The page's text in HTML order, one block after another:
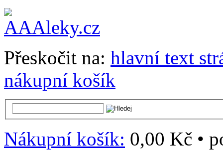
Přeskočit na: hlavní text
nákupní košík
Nákupní košík: 0,00 Kč •